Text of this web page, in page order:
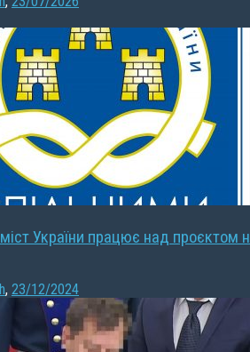
України працює над проєктом
, 23/12/2024